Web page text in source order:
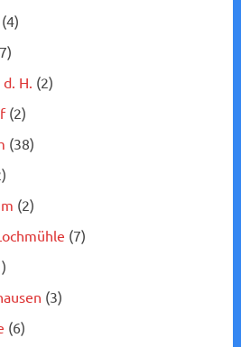
(4)
H. (2)
(2)
(38)
(2)
(7)
(3)
(6)